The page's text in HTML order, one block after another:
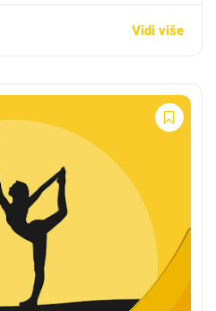
Vidi više